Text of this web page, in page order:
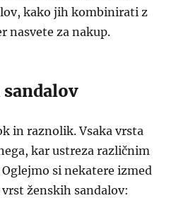
kako jih kombinirati z
nasvete za nakup.
in raznolik. Vsaka vrsta
kar ustreza različnim
si nekatere izmed
ženskih sandalov: